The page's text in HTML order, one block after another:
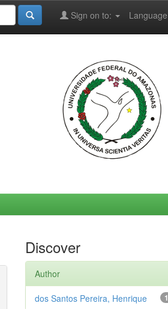
Language
Sign on to:
Discover
Author
1
dos Santos Pereira, Henrique